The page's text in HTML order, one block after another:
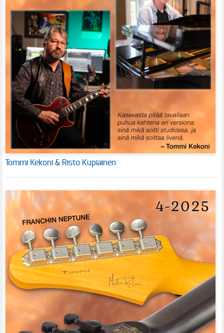
Tommi Kekoni & Risto Kupiainen